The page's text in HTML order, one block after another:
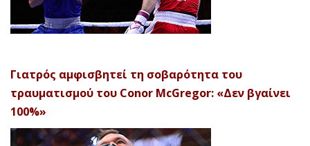
Γιατρός αμφισβητεί τη σοβαρότητα του
τραυματισμού του Conor McGregor: «Δεν βγαίνει
100%»